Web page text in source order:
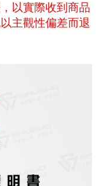
以實際收到商品
主觀性偏差而退